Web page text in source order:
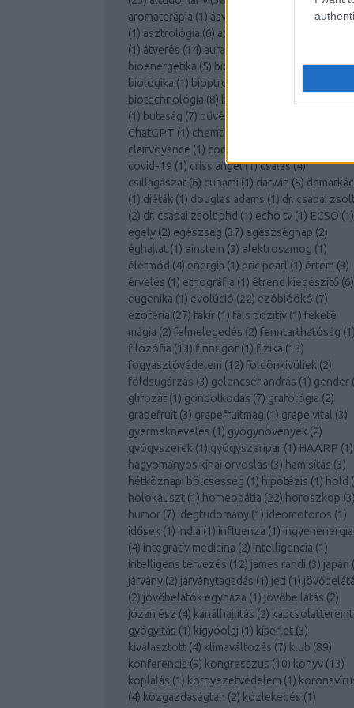
aromaterápia (1) ásványok
(1) asztrológia (6) atomenergia
(1) átverés (14) aura
bioenergetika (5) biofoton biológia(2)
biologika (1) bioptron
biotechnológia (8) boszniai piramisok
(1) butaság (7) bűvészet
ChatGPT (1) chemtrail
clairvoyance (1) cod tea
covid-19 (1) criss angel(1)csalás(4)
csillagászat (6) cunami (1) darwin (5)
(1) diéták (1) douglas adams (1) dr. csabai
(2) dr. csabai zsolt phd (1) echo tv (1) ECSO (1)
egely (2) egészség (37) egészségnap (2)
éghajlat (1) einstein (3) elektroszmog (1)
életmód (4) energia (1) eric pearl (1) értem (3)
érvelés (1) etnográfia (1) étrend kiegészítő (6)
eugenika (1) evolúció (22) ezóbióökó (7)
ezotéria (27) fakír (1) fals pozitív (1) fekete
mágia (2) felmelegedés (2) fenntarthatóság (1)
filozófia (13) finnugor (1) fizika (13)
fogyasztóvédelem (12) földönkívüliek (2)
földsugárzás (3) gelencsér andrás (1) gender (
glifozát (1) gondolkodás (7) grafológia (2)
grapefruit (3) grapefruitmag (1) grape vital (3)
gyermeknevelés (1) gyógynövények (2)
gyógyszerek (1) gyógyszeripar (1) HAARP (1)
hagyományos kínai orvoslás (3) hamisítás (3)
hétköznapi bölcsesség (1) hipotézis (1) hold (
holokauszt (1) homeopátia (22) horoszkop (3)
humor (7) idegtudomány (1) ideomotoros (1)
idősek (1) india (1) influenza (1) ingyenenergia
(4) integratív medicina (2) intelligencia (1)
intelligens tervezés (12) james randi (3) japán (
járvány (2) járványtagadás (1) jeti (1)
(2) jövőbelátók egyháza (1) jövőbe látás (2)
józan ész (4) kanálhajlítás (2)
gyógyítás (1) kígyóolaj (1) kísérlet (3)
kiválasztott (4) klímaváltozás (7) klub (89)
konferencia (9) kongresszus (10) könyv (13)
koplalás (1) környezetvédelem (1)
(4) közgazdaságtan (2) közlekedés (1)